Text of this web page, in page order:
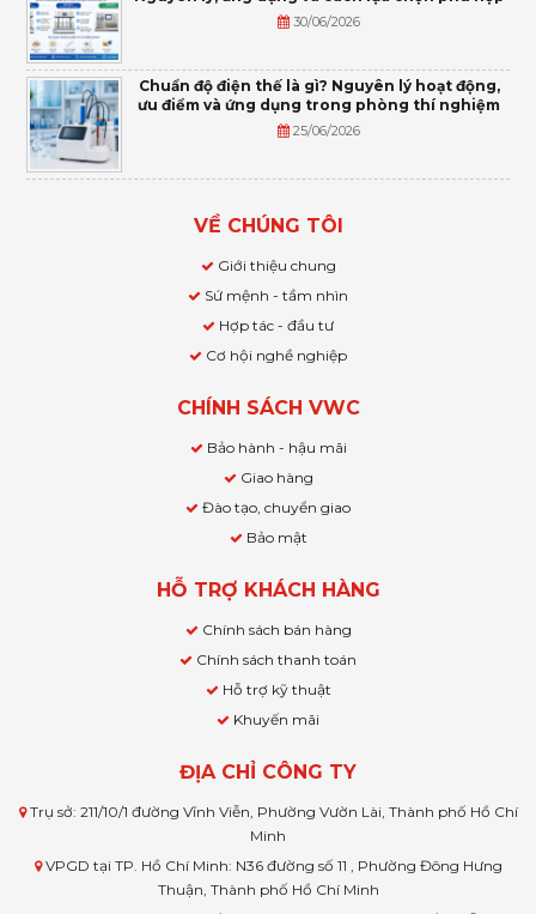
30/06/2026
Chuẩn độ điện thế là gì? Nguyên lý hoạt động,
ưu điểm và ứng dụng trong phòng thí nghiệm
25/06/2026
VỀ CHÚNG TÔI
Giới thiệu chung
Sứ mệnh - tầm nhìn
Hợp tác - đầu tư
Cơ hội nghề nghiệp
CHÍNH SÁCH VWC
Bảo hành - hậu mãi
Giao hàng
Đào tạo, chuyển giao
Bảo mật
HỖ TRỢ KHÁCH HÀNG
Chính sách bán hàng
Chính sách thanh toán
Hỗ trợ kỹ thuật
Khuyến mãi
ĐỊA CHỈ CÔNG TY
Trụ sở: 211/10/1 đường Vĩnh Viễn, Phường Vườn Lài, Thành phố Hồ Chí
Minh
VPGD tại TP. Hồ Chí Minh: N36 đường số 11 , Phường Đông Hưng
Thuận, Thành phố Hồ Chí Minh